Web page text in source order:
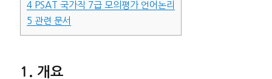
4PSAT 국가직 7급 모의평가 언어논리
5 관련 문서
개요